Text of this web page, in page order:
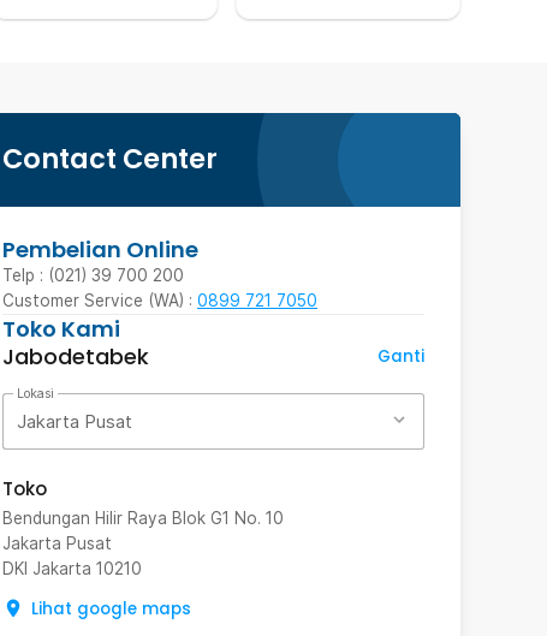
Contact Center
Pembelian Online
Telp : (021) 39 700 200
Customer Service (WA) : 0899 721 7050
Toko Kami
Jabodetabek
Ganti
Lokasi
Jakarta Pusat
Toko
Bendungan Hilir Raya Blok G1 No. 10
Jakarta Pusat
DKI Jakarta 10210
Lihat google maps